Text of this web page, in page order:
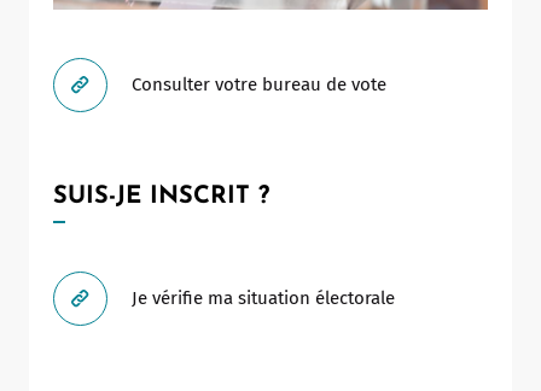
Consulter votre bureau de vote
SUIS-JE INSCRIT ?
Je vérifie ma situation électorale